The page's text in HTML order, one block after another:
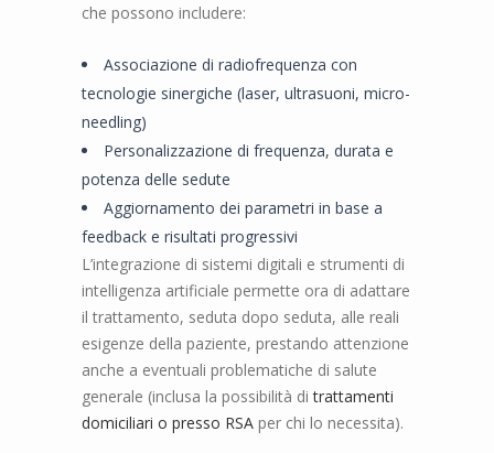
che possono includere:
Associazione di radiofrequenza con
tecnologie sinergiche (laser, ultrasuoni, micro-
needling)
Personalizzazione di frequenza, durata e
potenza delle sedute
Aggiornamento dei parametri in base a
feedback e risultati progressivi
L’integrazione di sistemi digitali e strumenti di
intelligenza artificiale permette ora di adattare
il trattamento, seduta dopo seduta, alle reali
esigenze della paziente, prestando attenzione
anche a eventuali problematiche di salute
generale (inclusa la possibilità ditrattamenti
domiciliari o presso RSA per chi lo necessita).